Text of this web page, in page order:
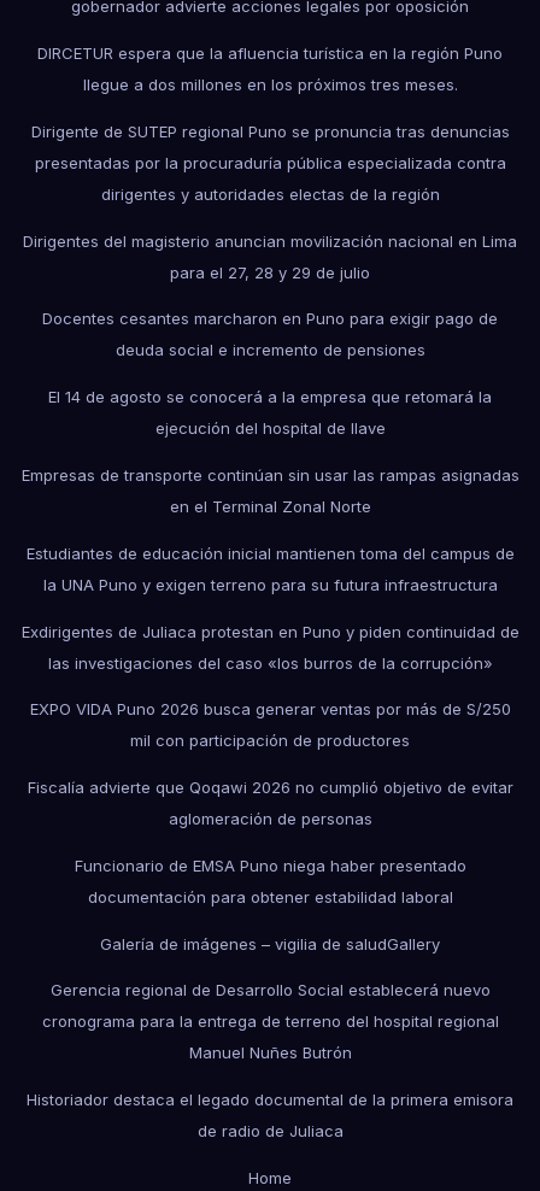
gobernador advierte acciones legales por oposición
DIRCETUR espera que la afluencia turística en la región Puno
llegue a dos millones en los próximos tres meses.
Dirigente de SUTEP regional Puno se pronuncia tras denuncias
presentadas por la procuraduría pública especializada contra
dirigentes y autoridades electas de la región
Dirigentes del magisterio anuncian movilización nacional en Lima
para el 27, 28 y 29 de julio
Docentes cesantes marcharon en Puno para exigir pago de
deuda social e incremento de pensiones
El 14 de agosto se conocerá a la empresa que retomará la
ejecución del hospital de Ilave
Empresas de transporte continúan sin usar las rampas asignadas
en el Terminal Zonal Norte
Estudiantes de educación inicial mantienen toma del campus de
la UNA Puno y exigen terreno para su futura infraestructura
Exdirigentes de Juliaca protestan en Puno y piden continuidad de
las investigaciones del caso «los burros de la corrupción»
EXPO VIDA Puno 2026 busca generar ventas por más de S/250
mil con participación de productores
Fiscalía advierte que Qoqawi 2026 no cumplió objetivo de evitar
aglomeración de personas
Funcionario de EMSA Puno niega haber presentado
documentación para obtener estabilidad laboral
Galería de imágenes – vigilia de saludGallery
Gerencia regional de Desarrollo Social establecerá nuevo
cronograma para la entrega de terreno del hospital regional
Manuel Nuñes Butrón
Historiador destaca el legado documental de la primera emisora
de radio de Juliaca
Home